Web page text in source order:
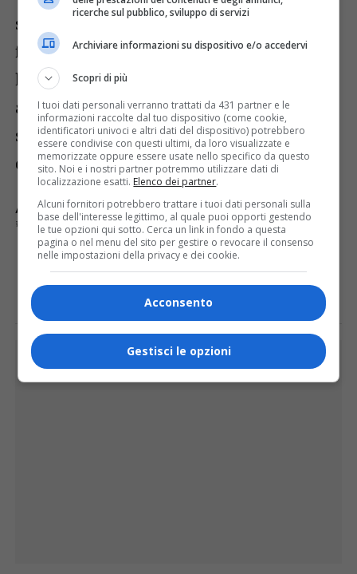
saranno presentati alcuni brevi racconti di
forte impatto e coinvolgimento emotivo e
l’autrice Nadia Guindani, sarà
accompagnata nei dialoghi narrati dalla
straordinaria voce di Bobo Pernettaz e
dalla fisarmonica del maestro Alex Danna.
ARGOMENTI CORRELATI: BIBLIOTECA
LIBRO
LINO E NADIA GUINDANI
VARALLO
E TU COSA NE PENSI?
PUBBLICITÀ
ricerche sul pubblico, sviluppo di servizi
Archiviare informazioni su dispositivo e/o accedervi
Scopri di più
I tuoi dati personali verranno trattati da 431 partner e le
informazioni raccolte dal tuo dispositivo (come cookie,
identificatori univoci e altri dati del dispositivo) potrebbero
essere condivise con questi ultimi, da loro visualizzate e
memorizzate oppure essere usate nello specifico da questo
sito. Noi e i nostri partner potremmo utilizzare dati di
localizzazione esatti. Elenco dei partner.
Alcuni fornitori potrebbero trattare i tuoi dati personali sulla
base dell'interesse legittimo, al quale puoi opporti gestendo
le tue opzioni qui sotto. Cerca un link in fondo a questa
pagina o nel menu del sito per gestire o revocare il consenso
nelle impostazioni della privacy e dei cookie.
Acconsento
Gestisci le opzioni